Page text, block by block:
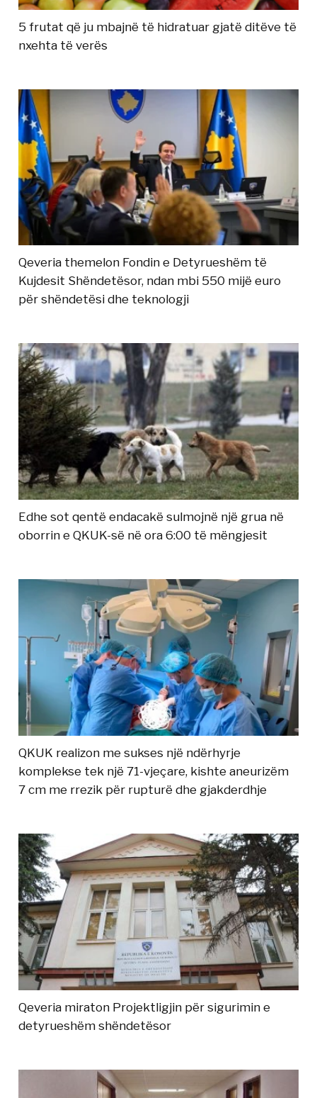
5 frutat që ju mbajnë të hidratuar gjatë ditëve të
nxehta të verës
Qeveria themelon Fondin e Detyrueshëm të
Kujdesit Shëndetësor, ndan mbi 550 mijë euro
për shëndetësi dhe teknologji
Edhe sot qentë endacakë sulmojnë një grua në
oborrin e QKUK-së në ora 6:00 të mëngjesit
QKUK realizon me sukses një ndërhyrje
komplekse tek një 71-vjeçare, kishte aneurizëm
7 cm me rrezik për rupturë dhe gjakderdhje
Qeveria miraton Projektligjin për sigurimin e
detyrueshëm shëndetësor